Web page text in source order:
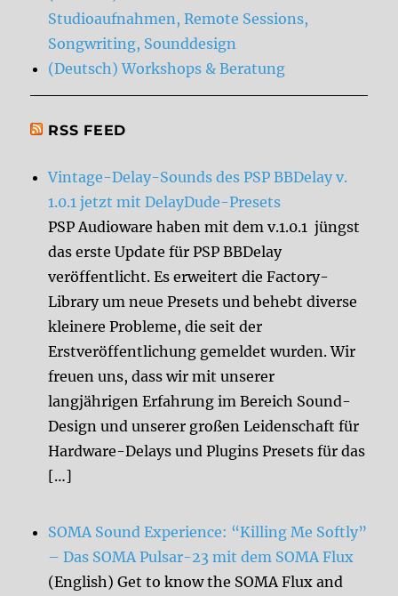
Studioaufnahmen, Remote Sessions,
Songwriting, Sounddesign
(Deutsch) Workshops & Beratung
RSS FEED
Vintage-Delay-Sounds des PSP BBDelay v.
1.0.1 jetzt mit DelayDude-Presets
PSP Audioware haben mit dem v.1.0.1 jüngst
das erste Update für PSP BBDelay
veröffentlicht. Es erweitert die Factory-
Library um neue Presets und behebt diverse
kleinere Probleme, die seit der
Erstveröffentlichung gemeldet wurden. Wir
freuen uns, dass wir mit unserer
langjährigen Erfahrung im Bereich Sound-
Design und unserer großen Leidenschaft für
Hardware-Delays und Plugins Presets für das
[…]
SOMA Sound Experience: “Killing Me Softly”
– Das SOMA Pulsar-23 mit dem SOMA Flux
(English) Get to know the SOMA Flux and